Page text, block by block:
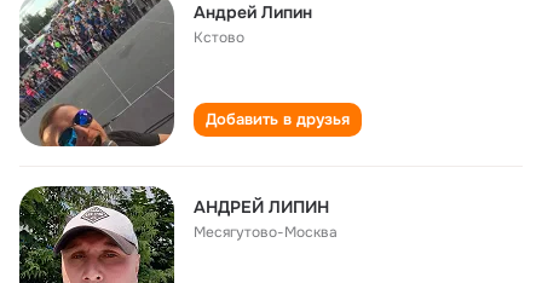
Андрей Липин
Кстово
Добавить в друзья
АНДРЕЙ ЛИПИН
Месягутово-Москва